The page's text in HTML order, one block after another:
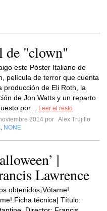
de "clown"
este Póster Italiano de
película de terror que cuenta
producción de Eli Roth, la
de Jon Watts y un reparto
por...
Leer el resto
2014 por Alex Trujillo
NONE
|
Lawrence
obtenidos¡Vótame!
técnica| Título: